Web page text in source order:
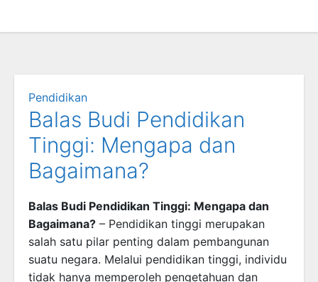
Pendidikan
Balas Budi Pendidikan
Tinggi: Mengapa dan
Bagaimana?
Balas Budi Pendidikan Tinggi: Mengapa dan
Bagaimana? – Pendidikan tinggi merupakan
salah satu pilar penting dalam pembangunan
suatu negara. Melalui pendidikan tinggi, individu
tidak hanya memperoleh pengetahuan dan